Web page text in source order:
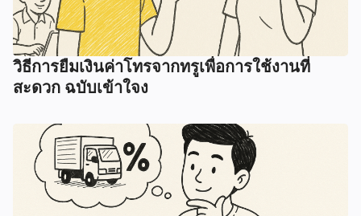
วิธีการยืมเงินค่าโทรจากทรูเพื่อการใช้งานที่
สะดวก ฉบับเข้าใจง